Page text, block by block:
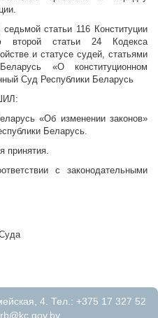
статьи 116 Конституции
второй статьи 24 Кодекса
и статусе судей, статьями
«О конституционном
Суд Республики Беларусь
«Об изменении законов»
Беларусь.
принятия.
с законодательными
Беларусь
4. Тел.: +375 17 327 52